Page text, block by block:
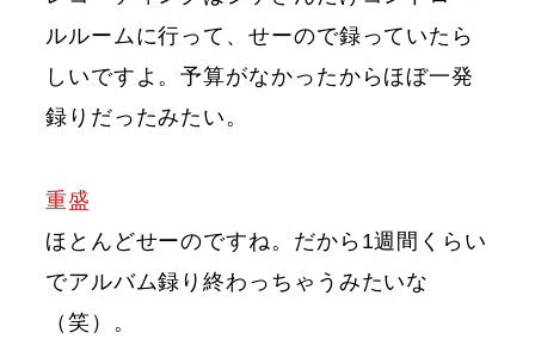
ルルームに行って、せーので録っていたら
しいですよ。予算がなかったからほぼ一発
録りだったみたい。
重盛
ほとんどせーのですね。だから1週間くらい
でアルバム録り終わっちゃうみたいな
（笑）。